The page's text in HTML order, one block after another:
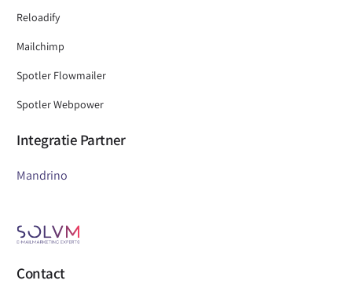
Reloadify
Mailchimp
Spotler Flowmailer
Spotler Webpower
Integratie Partner
Mandrino
Contact